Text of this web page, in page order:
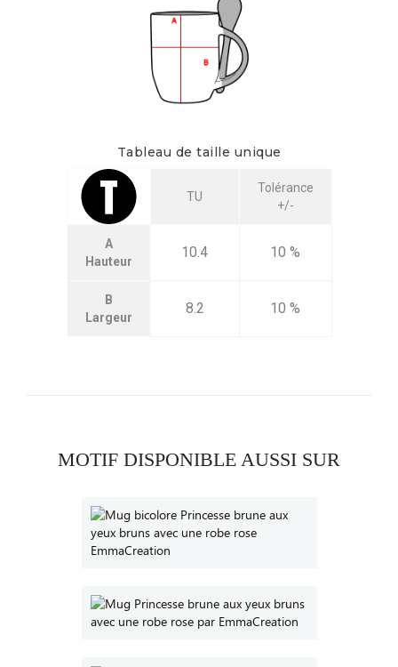
Tableau de taille unique
TU
Tolérance
+/-
A
Hauteur
10.4 10 %
B
Largeur
8.2 10 %
MOTIF DISPONIBLE AUSSI SUR